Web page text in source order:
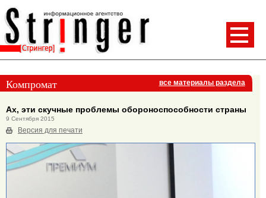
Компромат все материалы раздела
Ах, эти скучные проблемы обороноспособности страны
9 Сентября 2015
Версия для печати